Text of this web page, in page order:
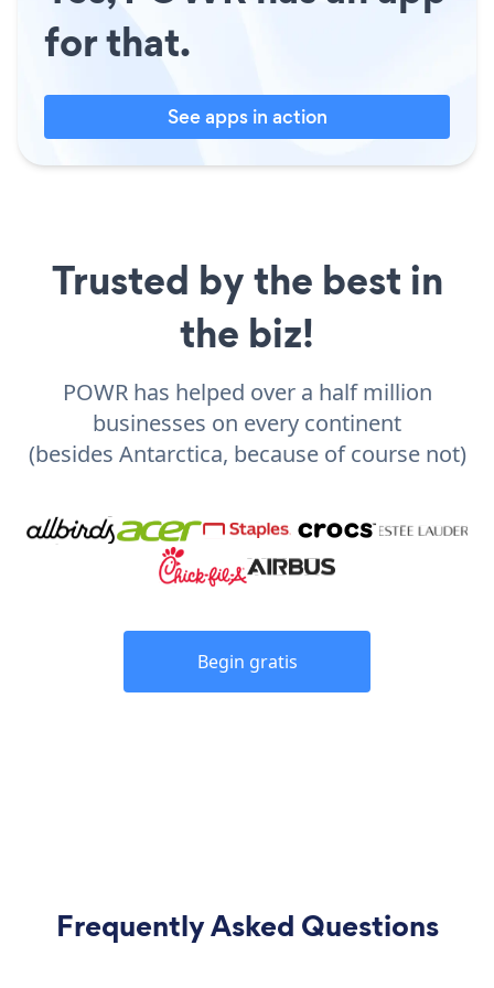
for that.
See apps in action
Trusted by the best in
the biz!
POWR has helped over a half million
businesses on every continent
(besides Antarctica, because of course not)
Begin gratis
Frequently Asked Questions